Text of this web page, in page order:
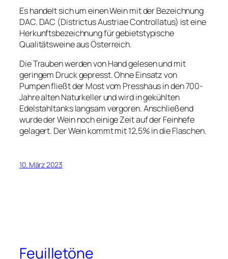
Es handelt sich um einen Wein mit der Bezeichnung
DAC. DAC (Districtus Austriae Controllatus) ist eine
Herkunftsbezeichnung für gebietstypische
Qualitätsweine aus Österreich.
Die Trauben werden von Hand gelesen und mit
geringem Druck gepresst. Ohne Einsatz von
Pumpen fließt der Most vom Presshaus in den 700-
Jahre alten Naturkeller und wird in gekühlten
Edelstahltanks langsam vergoren. Anschließend
wurde der Wein noch einige Zeit auf der Feinhefe
gelagert. Der Wein kommt mit 12,5% in die Flaschen.
10. März 2023
Feuilletöne